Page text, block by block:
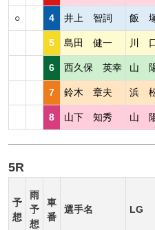
○ 4 井上 智詞 飯
5 島田 健一 川
6 西久保 英幸 山
7 鈴木 章夫 浜
8 山下 知秀 山
5R
予
想
雨
予
想
車
番
選手名 LG